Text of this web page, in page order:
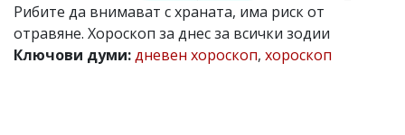
Колев,
email:
office@flagman.bg
Рибите да внимават с храната, има риск от
отравяне. Хороскоп за днес за всички зодии
Ключови думи:дневен хороскоп, хороскоп